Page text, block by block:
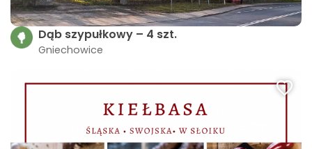
Dąb szypułkowy – 4 szt.
Gniechowice